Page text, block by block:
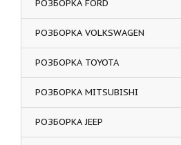
РОЗБОРКА FORD
РОЗБОРКА VOLKSWAGEN
РОЗБОРКА TOYOTA
РОЗБОРКА MITSUBISHI
РОЗБОРКА JEEP